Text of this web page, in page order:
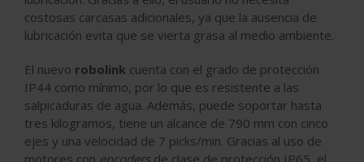
costosas carcasas adicionales, ya que la ausencia de
lubricación evita que se vierta grasa al medio ambiente.
El nuevo robolink cuenta con el grado de protección
IP44 como mínimo, por lo que es resistente a las
salpicaduras de agua. Además, puede soportar hasta
tres kilogramos, tiene un alcance de 790 mm con cinco
ejes y una velocidad de 7 picks/min. Gracias al uso de
motores con encodersde clase de protección IP65, el